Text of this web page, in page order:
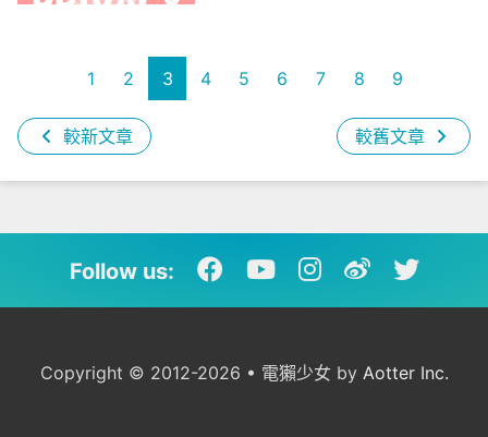
較新文章
1 2 3 4 5 6 7 8 9
較舊文章
Follow us:
Copyright © 2012-2026 • 電獺少女 by Aotter Inc.